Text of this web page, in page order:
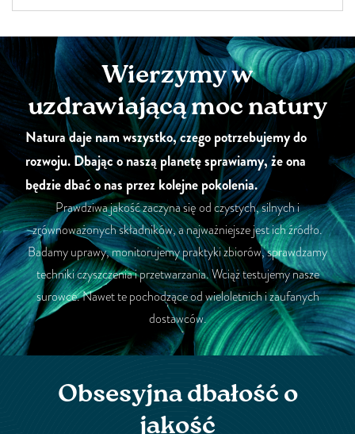
Wierzymy w
uzdrawiającą moc natury
Natura daje nam wszystko, czego potrzebujemy do
rozwoju. Dbając o naszą planetę sprawiamy, że ona
będzie dbać o nas przez kolejne pokolenia.
Prawdziwa jakość zaczyna się od czystych, silnych i
zrównoważonych składników, a najważniejsze jest ich źródło.
Badamy uprawy, monitorujemy praktyki zbiorów, sprawdzamy
techniki czyszczenia i przetwarzania. Wciąż testujemy nasze
surowce. Nawet te pochodzące od wieloletnich i zaufanych
dostawców.
Obsesyjna dbałość o